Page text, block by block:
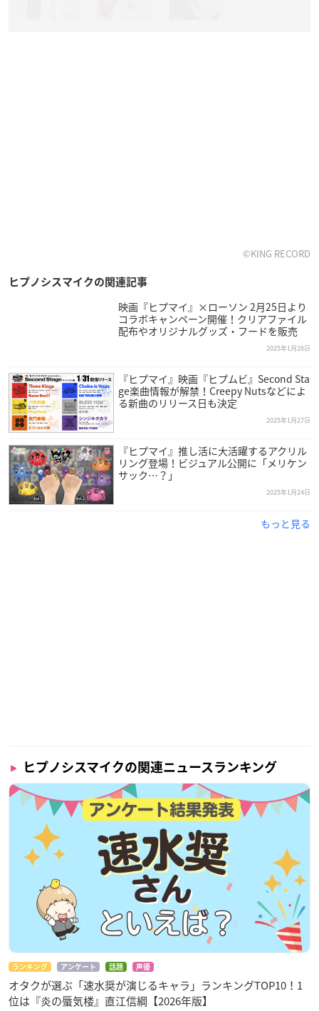
©KING RECORD
ヒプノシスマイクの関連記事
映画『ヒプマイ』×ローソン 2月25日より
コラボキャンペーン開催！クリアファイル
配布やオリジナルグッズ・フードを販売
2025年1月28日
『ヒプマイ』映画『ヒプムビ』Second Sta
ge楽曲情報が解禁！Creepy Nutsなどによ
る新曲のリリース日も決定
2025年1月27日
『ヒプマイ』推し活に大活躍するアクリル
リング登場！ビジュアル公開に「メリケン
サック…？」
2025年1月24日
もっと見る
ヒプノシスマイクの関連ニュースランキング
ランキング アンケート 話題 声優
オタクが選ぶ「速水奨が演じるキャラ」ランキングTOP10！1
位は『炎の蜃気楼』直江信綱【2026年版】